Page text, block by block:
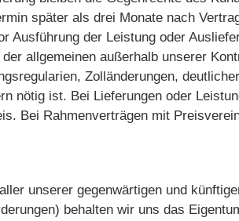
später als drei Monate nach
Ausführung der Leistung oder
allgemeinen außerhalb unserer
Zolländerungen,
nötig ist. Bei Lieferungen oder
Bei Rahmenverträgen mit
unserer gegenwärtigen und
behalten wir uns das